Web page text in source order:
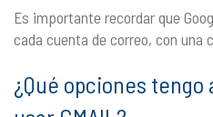
Es importante recordar que
cada cuenta de correo, con una
¿Qué opciones